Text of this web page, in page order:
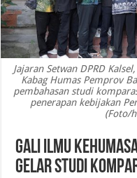
Jajaran Setwan DPRD
Kabag Humas Pemprov
pembahasan studi
penerapan kebijakan
(Foto/
Gali Ilmu
Gelar Studi